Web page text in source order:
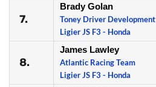
7.
Brady Golan
Toney Driver Development
Ligier JS F3 - Honda
8.
James Lawley
Atlantic Racing Team
Ligier JS F3 - Honda